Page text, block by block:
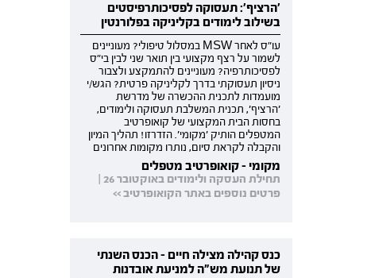
'הרציף': תעסוקה לפסיכותרפיסטים
בשילוב לימודים בקליניקה בפלורנטין
עו"ס לאחר MSW במסלול טיפולי? מעוניינים
לשמור על רצף מקצועי בין תואר שני לבין בי"ס
לפסיכותרפיה? מעוניינים להתמקצע ולצבור
ניסיון תעסוקתי בדרך לקליניקה פרטית? הגש/י
מועמדות לתכנית ההכשרה של מדרשת
'הרציף', תכנית המשלבת תעסוקה ולימודים,
בחסות הבית המקצועי של קואופרטיב
המטפלים הותיק 'מקומי'. הזדרזו! תהליך המיון
והקבלה לקראת סיום, נותרו מקומות אחרונים
מקומי - קואופרטיב מטפלים
תחילת העסקה ולימודים באוקטובר 26 |
פרטים נוספים באתר הקואופרטיב >>
כנס קהילה מצילה חיים - הכנס השנתי
של תנועת מש"ה למניעת אובדנות